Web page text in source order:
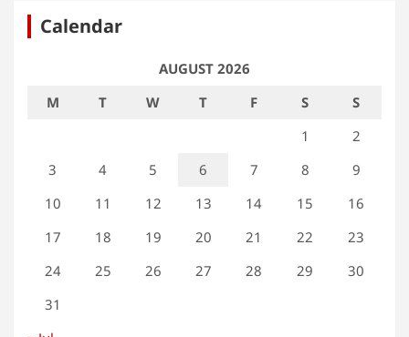
Calendar
AUGUST 2026
M
T W T F S
S
1
2
3
4 5 6 7 8
9
10
11 12 13 14 15
16
17
18 19 20 21 22
23
24
25 26 27 28 29
30
31